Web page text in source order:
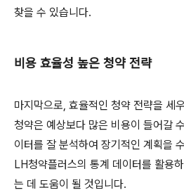
찾을 수 있습니다.
비용 효율성 높은 청약 전략
마지막으로, 효율적인 청약 전략을 세
청약은 예상보다 많은 비용이 들어갈
이터를 잘 분석하여 장기적인 계획을
LH청약플러스의 통계 데이터를 활용
는 데 도움이 될 것입니다.